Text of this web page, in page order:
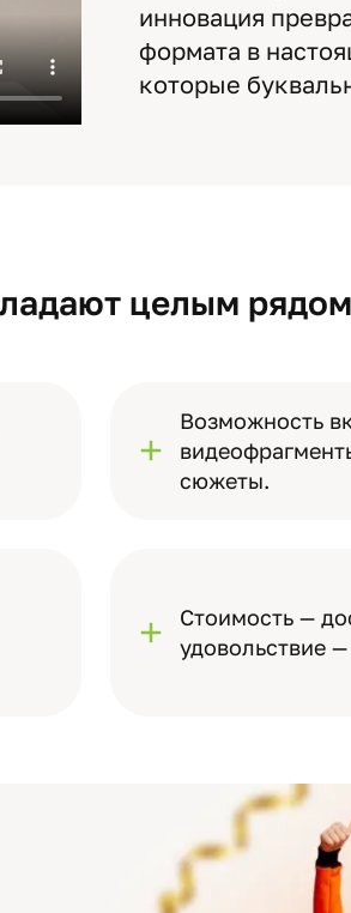
инновация
формата в
которые
целым
Возможность
сюжеты.
Стоимость —
удовольствие